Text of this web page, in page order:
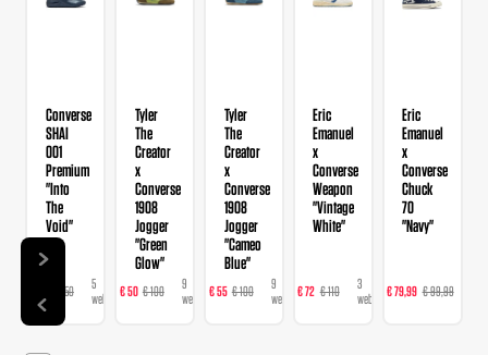
Converse
SHAI
001
Premium
"Into
The
Void"
€ 150
5
webshops
Tyler
The
Creator
x
Converse
1908
Jogger
"Green
Glow"
€ 50 € 100
9
webshops
Tyler
The
Creator
x
Converse
1908
Jogger
"Cameo
Blue"
€ 55 € 100
9
webshops
Eric
Emanuel
x
Converse
Weapon
"Vintage
White"
€ 72 € 110
3
webshops
Eric
Emanuel
x
Converse
Chuck
70
"Navy"
€ 79,99 € 99,99